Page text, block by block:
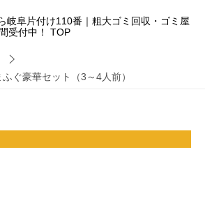
岐阜片付け110番｜粗大ゴミ回収・ゴミ屋
受付中！
TOP
ぐ豪華セット（3～4人前）